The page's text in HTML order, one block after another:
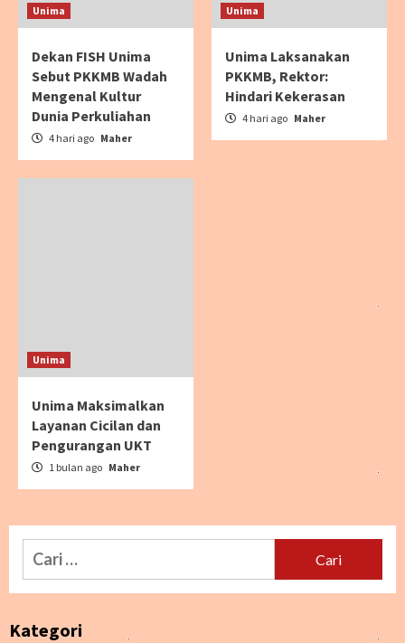
Unima
Dekan FISH Unima
Sebut PKKMB Wadah
Mengenal Kultur
Dunia Perkuliahan
4 hari ago Maher
Unima
Unima Laksanakan
PKKMB, Rektor:
Hindari Kekerasan
4 hari ago Maher
Unima
Unima Maksimalkan
Layanan Cicilan dan
Pengurangan UKT
1 bulan ago Maher
Cari
untuk:
Kategori